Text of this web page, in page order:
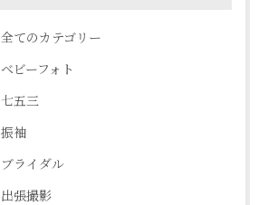
全てのカテゴリー
ベビーフォト
七五三
振袖
ブライダル
出張撮影